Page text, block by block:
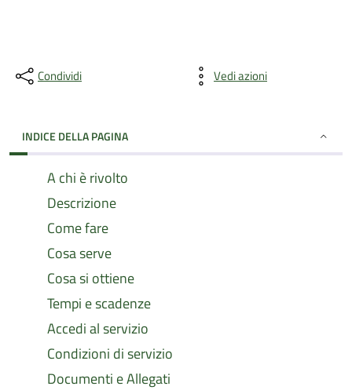
Condividi Vedi azioni
INDICE DELLA PAGINA
A chi è rivolto
Descrizione
Come fare
Cosa serve
Cosa si ottiene
Tempi e scadenze
Accedi al servizio
Condizioni di servizio
Documenti e Allegati